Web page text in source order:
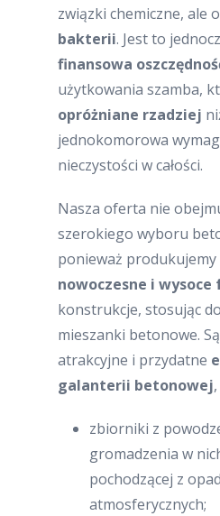
związki chemiczne, ale o
bakterii. Jest to
finansowa
użytkowania szamba,
opróżniane rzadziej
jednokomorowa
nieczystości w całości.
Nasza oferta nie
szerokiego wyboru
ponieważ produkujemy
nowoczesne i
konstrukcje, stosując
mieszanki betonowe.
atrakcyjne i przydatne
galanterii betonowej
zbiorniki z
gromadzenia w
pochodzącej z
atmosferycznych;